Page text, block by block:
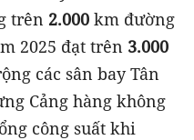
trên 2.000 km đường
2025 đạt trên 3.000
các sân bay Tân
Cảng hàng không
công suất khi